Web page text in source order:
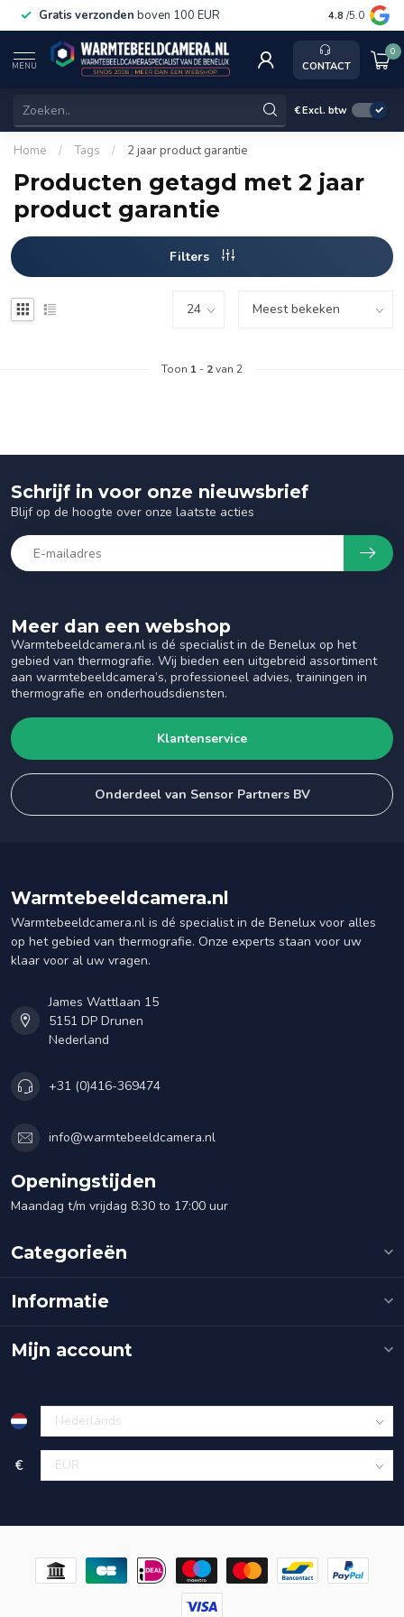
Gratis verzonden boven 100 EUR Service,
4.8 /5.0
MENU CONTACT
0
€Excl. btw
Home / Tags / 2 jaar product garantie
Producten getagd met 2 jaar
product garantie
Filters
Toon 1 - 2van 2
Meer dan een webshop
Warmtebeeldcamera.nl is dé specialist in de Benelux op het
gebied van thermografie. Wij bieden een uitgebreid assortiment
aan warmtebeeldcamera’s, professioneel advies, trainingen in
thermografie en onderhoudsdiensten.
Klantenservice
Onderdeel van Sensor Partners BV
Schrijf in voor onze nieuwsbrief
Blijf op de hoogte over onze laatste acties
Warmtebeeldcamera.nl
Warmtebeeldcamera.nl is dé specialist in de Benelux voor alles
op het gebied van thermografie. Onze experts staan voor uw
klaar voor al uw vragen.
James Wattlaan 15
5151 DP Drunen
Nederland
+31 (0)416-369474
info@warmtebeeldcamera.nl
Openingstijden
Maandag t/m vrijdag 8:30 to 17:00 uur
Categorieën
Informatie
Mijn account
€